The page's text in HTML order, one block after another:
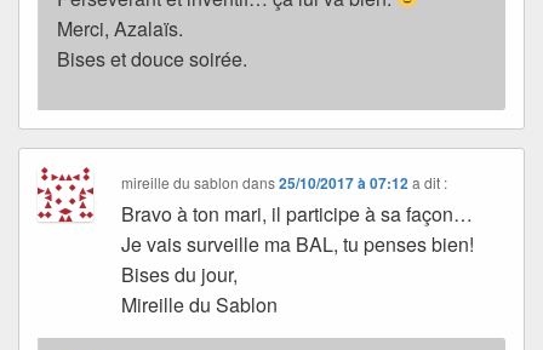
Merci, Azalaïs.
Bises et douce soirée.
mireille du sablon dans25/10/2017 à 07:12 a dit :
Bravo à ton mari, il participe à sa façon…
Je vais surveille ma BAL, tu penses bien!
Bises du jour,
Mireille du Sablon